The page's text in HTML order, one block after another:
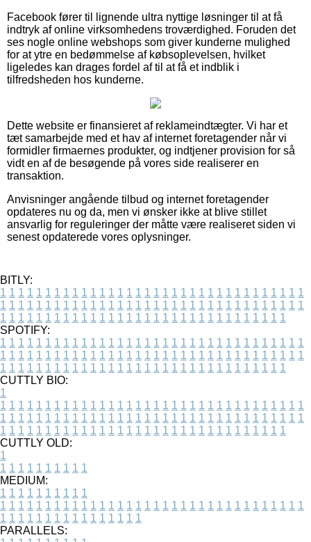
Facebook fører til lignende ultra nyttige løsninger til at få
indtryk af online virksomhedens troværdighed. Foruden det
ses nogle online webshops som giver kunderne mulighed
for at ytre en bedømmelse af købsoplevelsen, hvilket
ligeledes kan drages fordel af til at få et indblik i
tilfredsheden hos kunderne.
Dette website er finansieret af reklameindtægter. Vi har et
tæt samarbejde med et hav af internet foretagender når vi
formidler firmaernes produkter, og indtjener provision for så
vidt en af de besøgende på vores side realiserer en
transaktion.
Anvisninger angående tilbud og internet foretagender
opdateres nu og da, men vi ønsker ikke at blive stillet
ansvarlig for reguleringer der måtte være realiseret siden vi
senest opdaterede vores oplysninger.
BITLY:
1 1 1 1 1 1 1 1 1 1 1 1 1 1 1 1 1 1 1 1 1 1 1 1 1 1 1 1 1 1 1 1 1 1
1 1 1 1 1 1 1 1 1 1 1 1 1 1 1 1 1 1 1 1 1 1 1 1 1 1 1 1 1 1 1 1 1 1
1 1 1 1 1 1 1 1 1 1 1 1 1 1 1 1 1 1 1 1 1 1 1 1 1 1 1 1 1 1 1 1
SPOTIFY:
1 1 1 1 1 1 1 1 1 1 1 1 1 1 1 1 1 1 1 1 1 1 1 1 1 1 1 1 1 1 1 1 1 1
1 1 1 1 1 1 1 1 1 1 1 1 1 1 1 1 1 1 1 1 1 1 1 1 1 1 1 1 1 1 1 1 1 1
1 1 1 1 1 1 1 1 1 1 1 1 1 1 1 1 1 1 1 1 1 1 1 1 1 1 1 1 1 1 1 1
CUTTLY BIO:
1
1 1 1 1 1 1 1 1 1 1 1 1 1 1 1 1 1 1 1 1 1 1 1 1 1 1 1 1 1 1 1 1 1 1
1 1 1 1 1 1 1 1 1 1 1 1 1 1 1 1 1 1 1 1 1 1 1 1 1 1 1 1 1 1 1 1 1 1
1 1 1 1 1 1 1 1 1 1 1 1 1 1 1 1 1 1 1 1 1 1 1 1 1 1 1 1 1 1 1 1
CUTTLY OLD:
1
1 1 1 1 1 1 1 1 1 1
MEDIUM:
1 1 1 1 1 1 1 1 1 1
1 1 1 1 1 1 1 1 1 1 1 1 1 1 1 1 1 1 1 1 1 1 1 1 1 1 1 1 1 1 1 1 1 1
1 1 1 1 1 1 1 1 1 1 1 1 1 1 1 1
PARALLELS: